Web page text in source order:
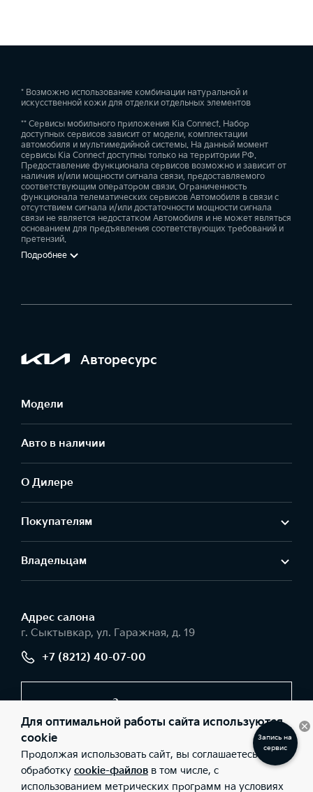
* Возможно использование комбинации натуральной и
искусственной кожи для отделки отдельных элементов
** Сервисы мобильного приложения Kia Connect. Набор
доступных сервисов зависит от модели, комплектации
автомобиля и мультимедийной системы. На данный момент
сервисы Kia Connect доступны только на территории РФ.
Предоставление функционала сервисов возможно и зависит от
наличия и/или мощности сигнала связи, предоставляемого
соответствующим оператором связи. Ограниченность
функционала телематических сервисов Автомобиля в связи с
отсутствием сигнала и/или достаточности мощности сигнала
связи не является недостатком Автомобиля и не может являться
основанием для предъявления соответствующих требований и
претензий.
Подробнее
Авторесурс
Модели
Авто в наличии
О Дилере
Покупателям
Владельцам
Адрес салонa
г. Сыктывкар, ул. Гаражная, д. 19
+7 (8212) 40-07-00
Заказать звонок
© 2026 Юридические лица ООО «Авторесурс моторс»
(Фактический адрес: г. Сыктывкар, ул. Гаражная, д. 19; Телефон:
+7 (8212) 40-07-00; ИНН: 1101096251; ОГРН: 1121101010832), ООО
«Киа Россия и СНГ» (Фактический адрес: г.Москва, Валовая 26;
Для оптимальной работы сайта используются
cookie
Продолжая использовать сайт, вы соглашаетесь на
обработку cookie-файлов в том числе, с
использованием метрических программ на условиях
Заказать
звонок